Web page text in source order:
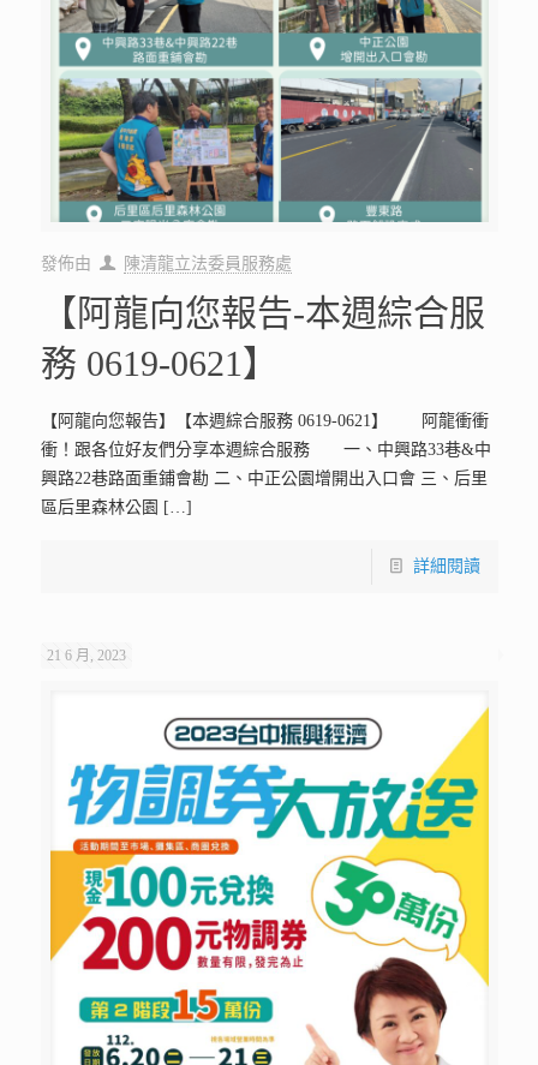
發佈由 陳清龍立法委員服務處
【阿龍向您報告-本週綜合服
務 0619-0621】
【阿龍向您報告】【本週綜合服務 0619-0621】 阿龍衝衝
衝！跟各位好友們分享本週綜合服務 一、中興路33巷&中
興路22巷路面重鋪會勘 二、中正公園增開出入口會 三、后里
區后里森林公園 […]
詳細閱讀
21 6 月, 2023